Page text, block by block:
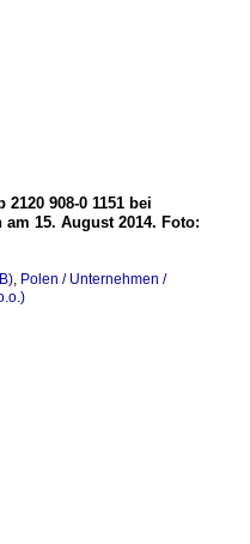
2120 908-0 1151 bei
am 15. August 2014. Foto:
, Polen / Unternehmen /